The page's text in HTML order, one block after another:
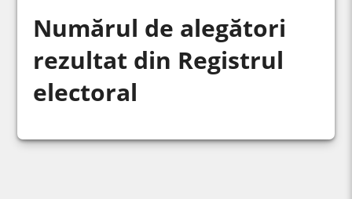
Numărul de alegători
rezultat din Registrul
electoral